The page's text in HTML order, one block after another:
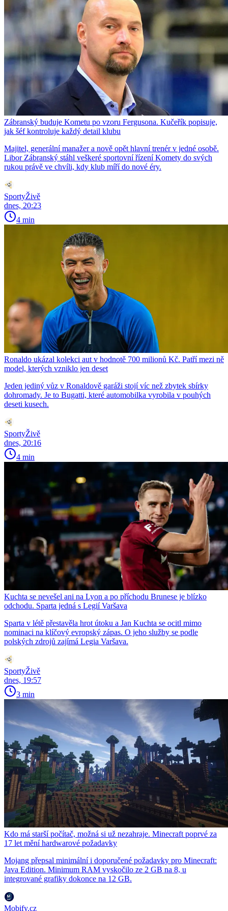
Zábranský buduje Kometu po vzoru Fergusona. Kučeřík popisuje,
jak šéf kontroluje každý detail klubu
Majitel, generální manažer a nově opět hlavní trenér v jedné osobě.
Libor Zábranský stáhl veškeré sportovní řízení Komety do svých
rukou právě ve chvíli, kdy klub míří do nové éry.
SportyŽivě
dnes, 20:23
4 min
Ronaldo ukázal kolekci aut v hodnotě 700 milionů Kč. Patří mezi ně
model, kterých vzniklo jen deset
Jeden jediný vůz v Ronaldově garáži stojí víc než zbytek sbírky
dohromady. Je to Bugatti, které automobilka vyrobila v pouhých
deseti kusech.
SportyŽivě
dnes, 20:16
4 min
Kuchta se nevešel ani na Lyon a po příchodu Brunese je blízko
odchodu. Sparta jedná s Legií Varšava
Sparta v létě přestavěla hrot útoku a Jan Kuchta se ocitl mimo
nominaci na klíčový evropský zápas. O jeho služby se podle
polských zdrojů zajímá Legia Varšava.
SportyŽivě
dnes, 19:57
3 min
Kdo má starší počítač, možná si už nezahraje. Minecraft poprvé za
17 let mění hardwarové požadavky
Mojang přepsal minimální i doporučené požadavky pro Minecraft:
Java Edition. Minimum RAM vyskočilo ze 2 GB na 8, u
integrované grafiky dokonce na 12 GB.
Mobify.cz